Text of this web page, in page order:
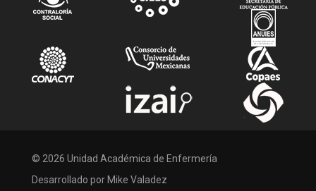
© 2026 Unidad Académica de Enfermería
Desarrollado por Mike Valadez